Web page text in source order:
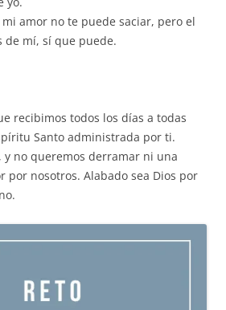
amor no te puede saciar, pero el
de mí, sí que puede.
recibimos todos los días a todas
Santo administrada por ti.
y no queremos derramar ni una
por nosotros. Alabado sea Dios por